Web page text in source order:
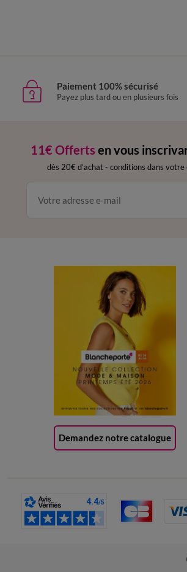
Paiement 100% sécurisé
Payez plus tard ou en plusieurs fois
11€ Offerts en vous
dès 20€ d’achat - conditions dans
Demandez notre catalogue